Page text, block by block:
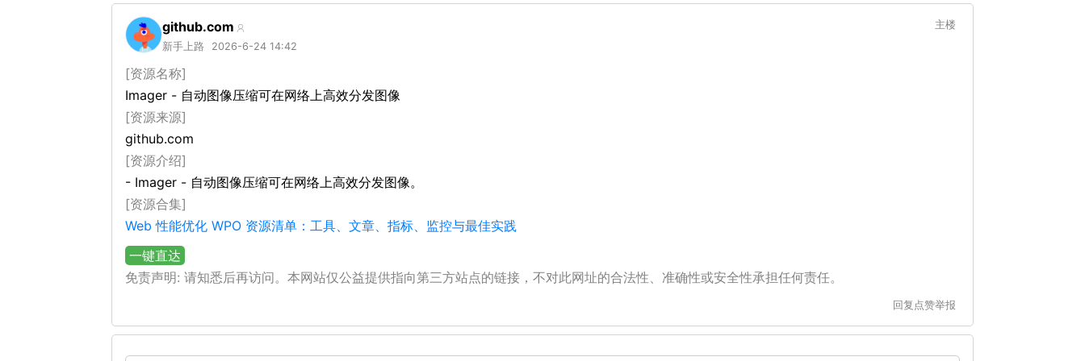
github.com
新手上路 2026-6-24 14:42
主楼
[资源名称]
Imager - 自动图像压缩可在网络上高效分发图像
[资源来源]
github.com
[资源介绍]
- Imager - 自动图像压缩可在网络上高效分发图像。
[资源合集]
Web 性能优化 WPO 资源清单：工具、文章、指标、监控与最佳实践
一键直达
免责声明: 请知悉后再访问。本网站仅公益提供指向第三方站点的链接，不对此网址的合法性、准确性或安全性承担任何责任。
回复 点赞举报